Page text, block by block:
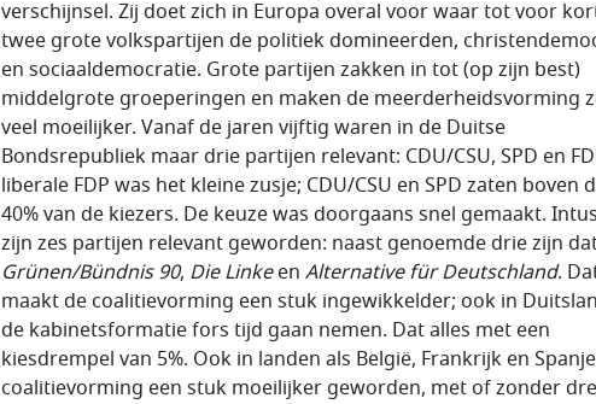
verschijnsel. Zij doet zich in Europa overal voor waar tot voor
twee grote volkspartijen de politiek domineerden,
en sociaaldemocratie. Grote partijen zakken in tot (op zijn best)
middelgrote groeperingen en maken de meerderheidsvorming
veel moeilijker. Vanaf de jaren vijftig waren in de Duitse
Bondsrepubliek maar drie partijen relevant: CDU/CSU, SPD en
liberale FDP was het kleine zusje; CDU/CSU en SPD zaten boven
40% van de kiezers. De keuze was doorgaans snel gemaakt.
zijn zes partijen relevant geworden: naast genoemde drie zijn
Grünen/Bündnis 90, Die Linkeen Alternative für Deutschland.
maakt de coalitievorming een stuk ingewikkelder; ook in
de kabinetsformatie fors tijd gaan nemen. Dat alles met een
kiesdrempel van 5%. Ook in landen als België, Frankrijk en
coalitievorming een stuk moeilijker geworden, met of zonder